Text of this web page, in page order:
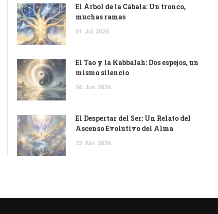
El Árbol de la Cábala: Un tronco,
muchas ramas
01 Jul 2026
El Tao y la Kabbalah: Dos espejos, un
mismo silencio
06 Jun 2026
El Despertar del Ser: Un Relato del
Ascenso Evolutivo del Alma
23 Abr 2026